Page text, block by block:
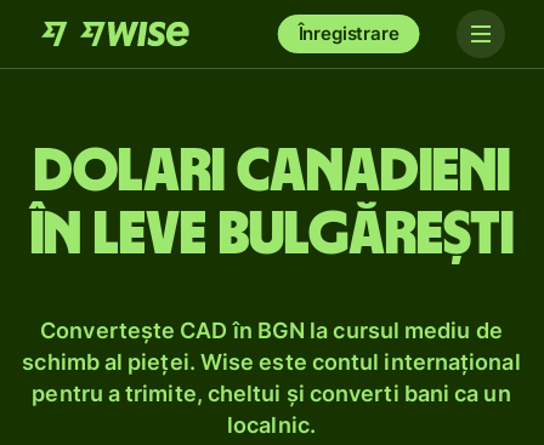
Înregistrare
Dolari canadieni
în leve bulgărești
Convertește CAD în BGN la cursul mediu de
schimb al pieței. Wise este contul internațional
pentru a trimite, cheltui și converti bani ca un
localnic.